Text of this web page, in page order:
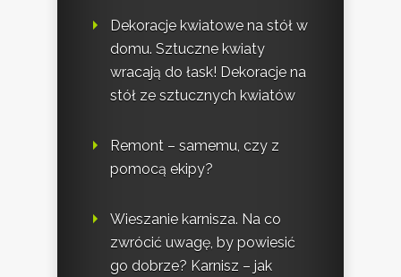
Dekoracje kwiatowe na stół w
domu. Sztuczne kwiaty
wracają do łask! Dekoracje na
stół ze sztucznych kwiatów
Remont – samemu, czy z
pomocą ekipy?
Wieszanie karnisza. Na co
zwrócić uwagę, by powiesić
go dobrze? Karnisz – jak